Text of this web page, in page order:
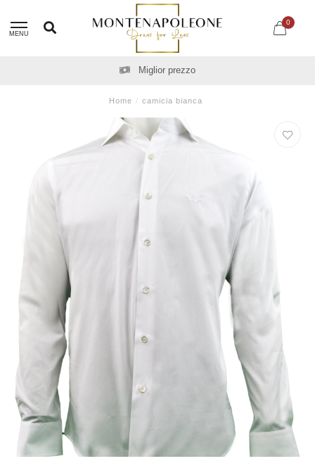
MENU
0
Spedizione gratuita a partire da CHF 100.00
Home / camicia bianca